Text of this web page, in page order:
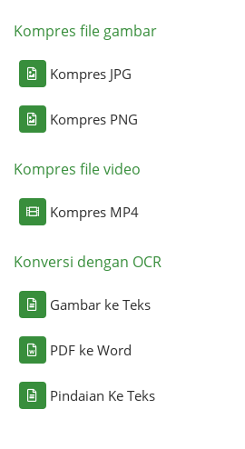
Kompres file gambar
Kompres JPG
Kompres PNG
Kompres file video
Kompres MP4
Konversi dengan OCR
Gambar ke Teks
PDF ke Word
Pindaian Ke Teks